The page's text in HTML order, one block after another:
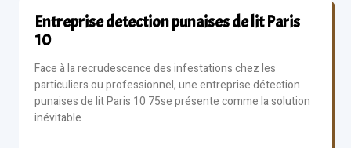
Entreprise detection punaises de lit Paris
10
Face à la recrudescence des infestations chez les
particuliers ou professionnel, une entreprise détection
punaises de lit Paris 10 75se présente comme la solution
inévitable